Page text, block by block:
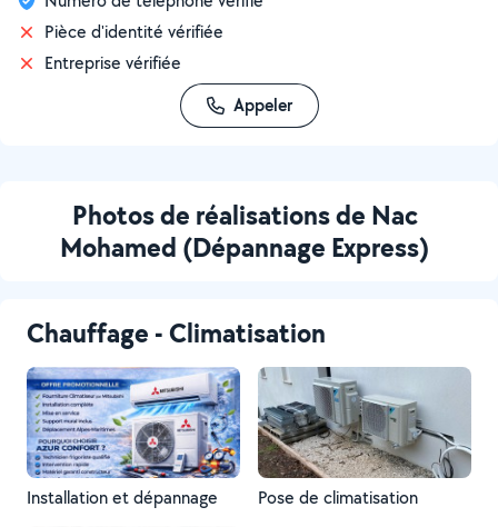
Pièce d'identité vérifiée
Entreprise vérifiée
Appeler
Photos de réalisations de Nac
Mohamed (Dépannage Express)
Chauffage - Climatisation
Installation et dépannage Pose de climatisation